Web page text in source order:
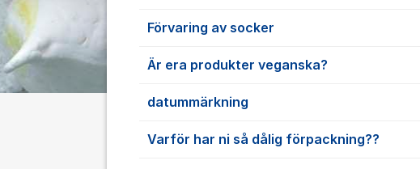
Förvaring av socker
Är era produkter veganska?
datummärkning
Varför har ni så dålig förpackning??